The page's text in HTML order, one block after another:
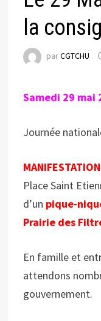
la
parCGTCHU
Samedi 29 mai
Journée
Place Saint
d’un pique-
Prairie des
En famille et
attendons
gouvernement.